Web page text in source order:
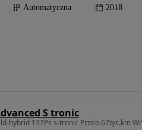
Automatyczna 2018
S tronic